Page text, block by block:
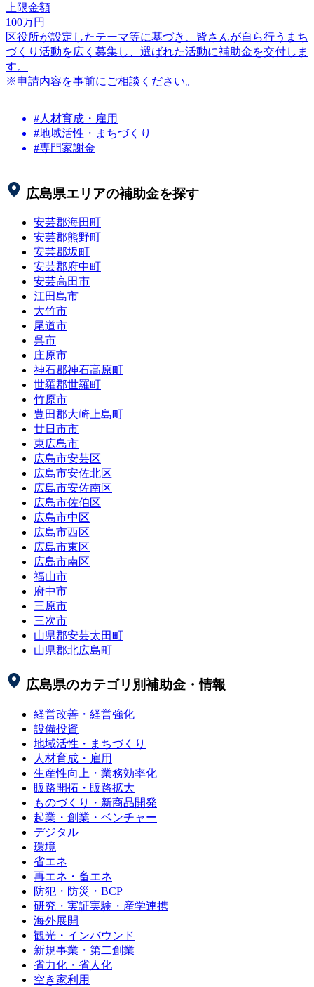
上限金額
100万円
区役所が設定したテーマ等に基づき、皆さんが自ら行うまち
づくり活動を広く募集し、選ばれた活動に補助金を交付しま
す。
※申請内容を事前にご相談ください。
#人材育成・雇用
#地域活性・まちづくり
#専門家謝金
広島県エリアの補助金を探す
安芸郡海田町
安芸郡熊野町
安芸郡坂町
安芸郡府中町
安芸高田市
江田島市
大竹市
尾道市
呉市
庄原市
神石郡神石高原町
世羅郡世羅町
竹原市
豊田郡大崎上島町
廿日市市
東広島市
広島市安芸区
広島市安佐北区
広島市安佐南区
広島市佐伯区
広島市中区
広島市西区
広島市東区
広島市南区
福山市
府中市
三原市
三次市
山県郡安芸太田町
山県郡北広島町
広島県のカテゴリ別補助金・情報
経営改善・経営強化
設備投資
地域活性・まちづくり
人材育成・雇用
生産性向上・業務効率化
販路開拓・販路拡大
ものづくり・新商品開発
起業・創業・ベンチャー
デジタル
環境
省エネ
再エネ・畜エネ
防犯・防災・BCP
研究・実証実験・産学連携
海外展開
観光・インバウンド
新規事業・第二創業
省力化・省人化
空き家利用